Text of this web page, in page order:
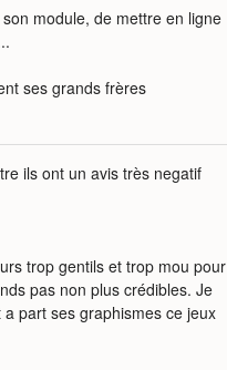
module, de mettre en ligne
ses grands frères
ils ont un avis très negatif
trop gentils et trop mou pour
pas non plus crédibles. Je
part ses graphismes ce jeux